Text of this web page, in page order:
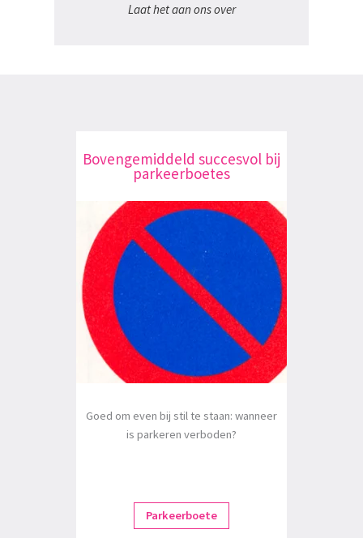
Laat het aan ons over
Bovengemiddeld succesvol bij
parkeerboetes
Goed om even bij stil te staan: wanneer
is parkeren verboden?
Parkeerboete